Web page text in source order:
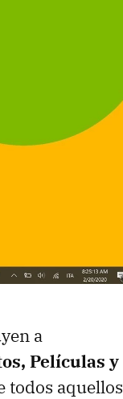
a
Películas y
todos aquellos